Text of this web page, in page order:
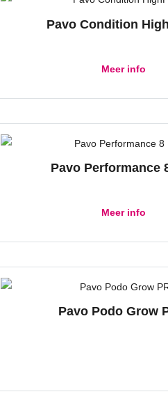
Pavo Condition
Meer info
Pavo Performance
Meer info
Pavo Podo Grow